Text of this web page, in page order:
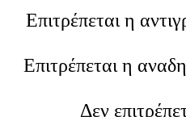
Επιτρέπεται η
Επιτρέπεται η
Δεν